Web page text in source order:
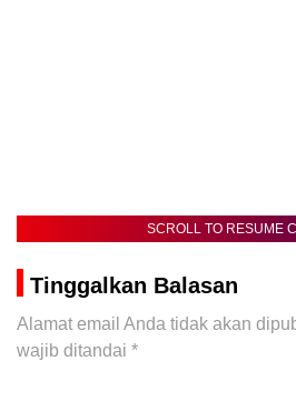
SCROLL TO RESUME
Tinggalkan Balasan
Alamat email Anda tidak akan
wajib ditandai *